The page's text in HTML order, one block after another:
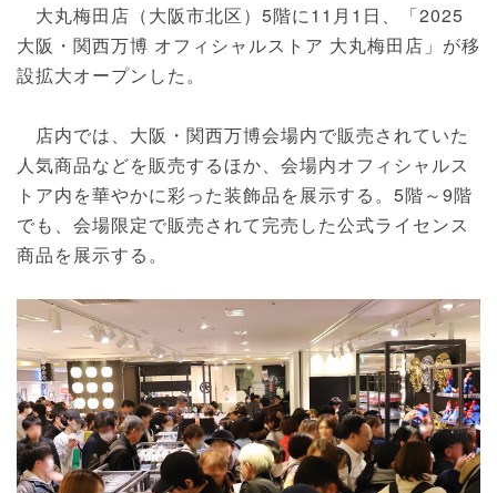
大丸梅田店（大阪市北区）5階に11月1日、「2025
大阪・関西万博 オフィシャルストア 大丸梅田店」が移
設拡大オープンした。
店内では、大阪・関西万博会場内で販売されていた
人気商品などを販売するほか、会場内オフィシャルス
トア内を華やかに彩った装飾品を展示する。5階～9階
でも、会場限定で販売されて完売した公式ライセンス
商品を展示する。